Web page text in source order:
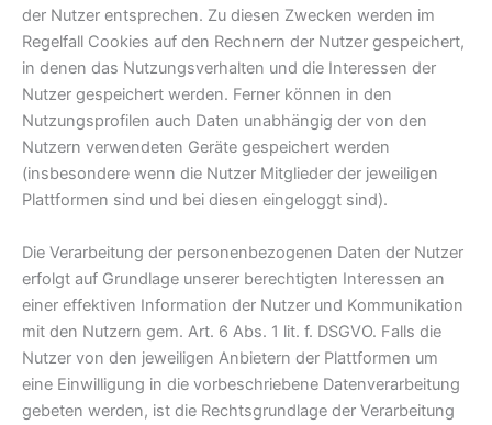
der Nutzer entsprechen. Zu diesen Zwecken werden im
Regelfall Cookies auf den Rechnern der Nutzer gespeichert,
in denen das Nutzungsverhalten und die Interessen der
Nutzer gespeichert werden. Ferner können in den
Nutzungsprofilen auch Daten unabhängig der von den
Nutzern verwendeten Geräte gespeichert werden
(insbesondere wenn die Nutzer Mitglieder der jeweiligen
Plattformen sind und bei diesen eingeloggt sind).
Die Verarbeitung der personenbezogenen Daten der Nutzer
erfolgt auf Grundlage unserer berechtigten Interessen an
einer effektiven Information der Nutzer und Kommunikation
mit den Nutzern gem. Art. 6 Abs. 1 lit. f. DSGVO. Falls die
Nutzer von den jeweiligen Anbietern der Plattformen um
eine Einwilligung in die vorbeschriebene Datenverarbeitung
gebeten werden, ist die Rechtsgrundlage der Verarbeitung